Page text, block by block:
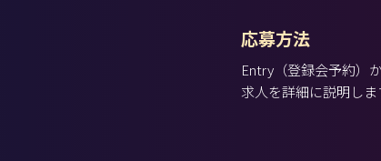
応募方法
Entry（登録会予約）
求人を詳細に説明し